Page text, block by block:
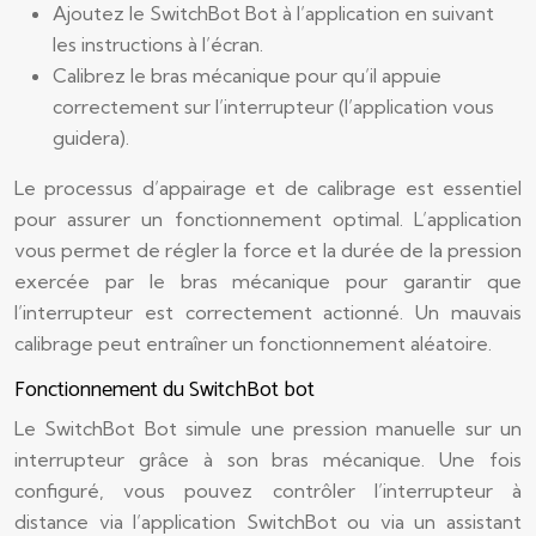
Ajoutez le SwitchBot Bot à l’application en suivant
les instructions à l’écran.
Calibrez le bras mécanique pour qu’il appuie
correctement sur l’interrupteur (l’application vous
guidera).
Le processus d’appairage et de calibrage est essentiel
pour assurer un fonctionnement optimal. L’application
vous permet de régler la force et la durée de la pression
exercée par le bras mécanique pour garantir que
l’interrupteur est correctement actionné. Un mauvais
calibrage peut entraîner un fonctionnement aléatoire.
Fonctionnement du SwitchBot bot
Le SwitchBot Bot simule une pression manuelle sur un
interrupteur grâce à son bras mécanique. Une fois
configuré, vous pouvez contrôler l’interrupteur à
distance via l’application SwitchBot ou via un assistant